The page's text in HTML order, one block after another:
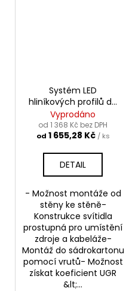
Systém LED
hliníkových profilů do
sádrokartonu MOD-
TEK-50 |stříbrná anoda
Vyprodáno
od 1 368 Kč bez DPH
od 1 655,28 Kč / ks
DETAIL
- Možnost montáže od
stěny ke stěně-
Konstrukce svítidla
prostupná pro umístění
zdroje a kabeláže-
Montáž do sádrokartonu
pomocí vrutů- Možnost
získat koeficient UGR
&lt;...